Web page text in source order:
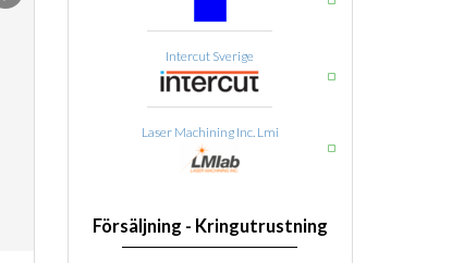
Intercut Sverige
Laser Machining Inc. Lmi
Försäljning - Kringutrustning